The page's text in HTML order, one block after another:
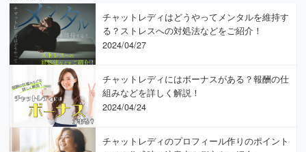
チャットレディはどうやってメンタルを維持す
る？ストレスへの対処法などをご紹介！
2024/04/27
チャットレディにはボーナスがある？報酬の仕
組みなどを詳しく解説！
2024/04/24
チャットレディのプロフィール作りのポイント